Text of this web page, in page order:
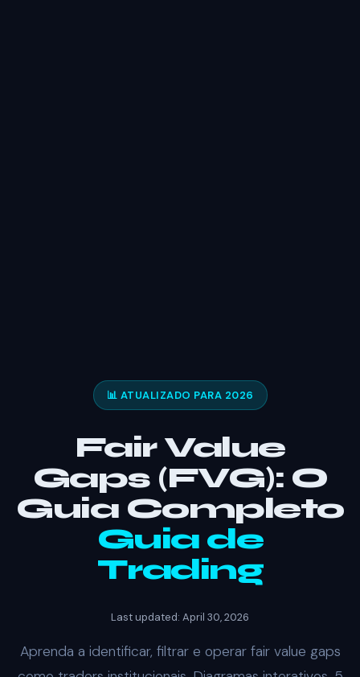
📊 ATUALIZADO PARA 2026
Fair Value
Gaps (FVG): O
Guia Completo
Guia de
Trading
Last updated: April 30, 2026
Aprenda a identificar, filtrar e operar fair value gaps